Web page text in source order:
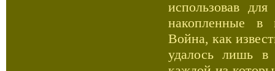
использовав
накопленные в
Война, как
удалось лишь в